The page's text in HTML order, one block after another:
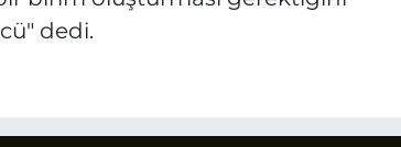
dedi.